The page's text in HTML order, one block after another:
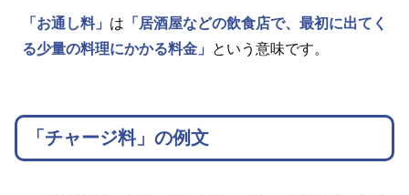
「お通し料」 は 「居酒屋などの飲食店で、最初に出てく
る少量の料理にかかる料金」
という意味です。
「チャージ料」の例文